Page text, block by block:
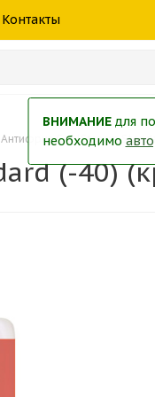
Контакты
Антифриз CoolStream
(-40)
ВНИМАНИЕдля
необходимо